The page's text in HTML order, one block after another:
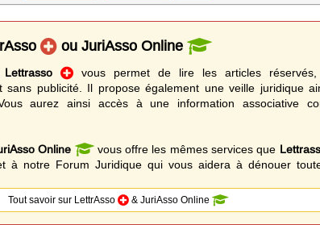
ou JuriAsso Online
Lettrasso
vous permet de lire les articles
sans publicité. Il propose également une veille juridique
aurez ainsi accès à une information associative
Online vous offre les mêmes services que
à notre Forum Juridique qui vous aidera à dénouer
Tout savoir sur LettrAsso & JuriAsso Online